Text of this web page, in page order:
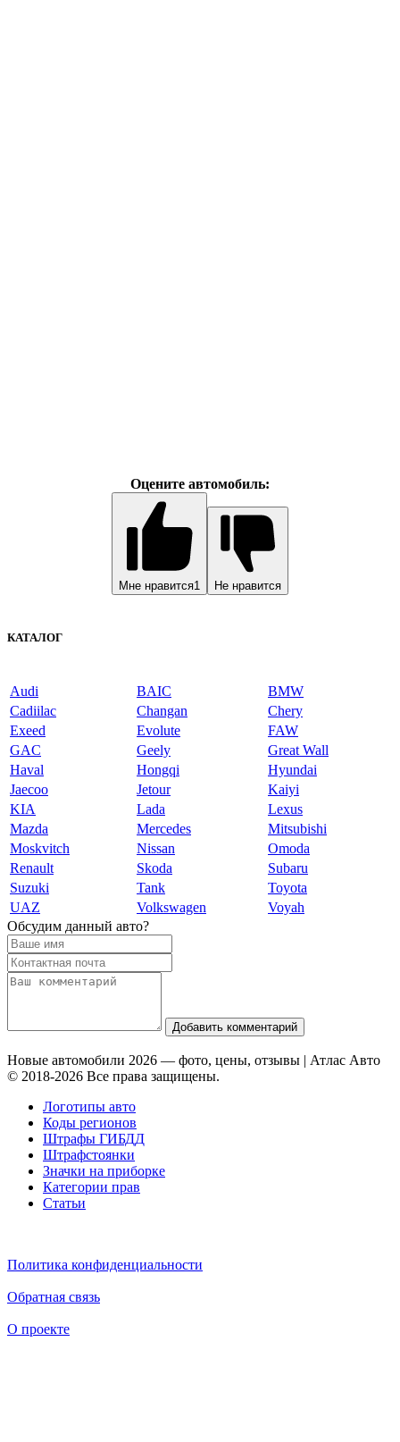
Оцените автомобиль:
Мне нравится1 Не нравится
КАТАЛОГ
Audi BAIC
BMW
Cadiilac
Changan
Chery
Exeed
Evolute
FAW
GAC
Geely
Great Wall
Haval
Hongqi
Hyundai
Jaecoo
Jetour
Kaiyi
KIA
Lada
Lexus
Mazda
Mercedes
Mitsubishi
Moskvitch
Nissan
Omoda
Renault
Skoda
Subaru
Suzuki
Tank
Toyota
UAZ
Volkswagen
Voyah
Обсудим данный авто?
Добавить комментарий
Новые автомобили 2026 — фото, цены, отзывы | Атлас Авто
© 2018-2026 Все права защищены.
Логотипы авто
Коды регионов
Штрафы ГИБДД
Штрафстоянки
Значки на приборке
Категории прав
Статьи
Политика конфиденциальности
Обратная связь
О проекте